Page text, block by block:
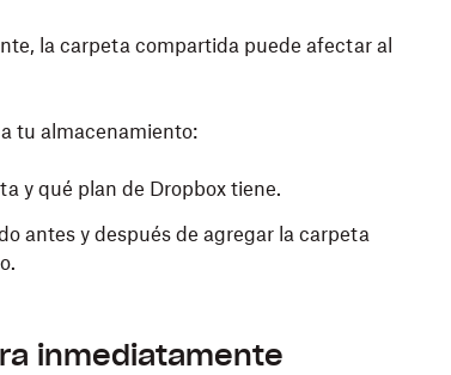
la carpeta compartida puede afectar al
tu almacenamiento:
y qué plan de Dropbox tiene.
antes y después de agregar la carpeta
inmediatamente